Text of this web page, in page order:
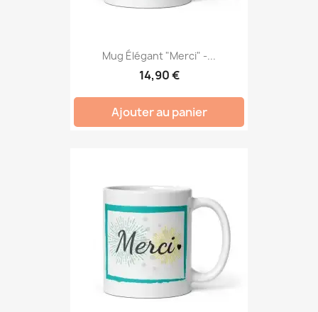
Mug Élégant "Merci" -...
14,90 €
Ajouter au panier